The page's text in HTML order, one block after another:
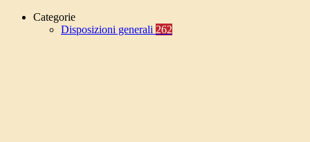
Categorie
Disposizioni generali 262